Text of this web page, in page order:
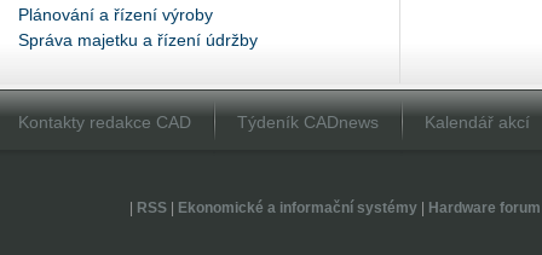
Plánování a řízení výroby
Správa majetku a řízení údržby
Kontakty redakce CAD Týdeník CADnews Kalendář akcí
RSS| Ekonomické a informační systémy| Hardware forum